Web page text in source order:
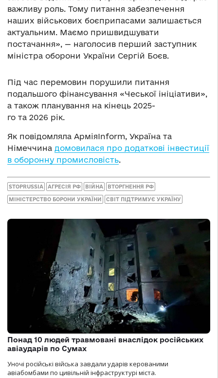
важливу роль. Тому питання забезпечення
наших військових боєприпасами залишається
актуальним. Маємо пришвидшувати
постачання», — наголосив перший заступник
міністра оборони України Сергій Боєв.
Під час перемовин порушили питання
подальшого фінансування «Чеської ініціативи»,
а також планування на кінець 2025-
го та 2026 рік.
Як повідомляла АрміяInform, Україна та
Німеччина домовилася про додаткові інвестиції
в оборонну промисловість.
STOPRUSSIA АГРЕСІЯ РФ ВІЙНА ВТОРГНЕННЯ РФ
МІНІСТЕРСТВО БОРОНИ УКРАЇНИ СВІТ ПІДТРИМУЄ УКРАЇНУ
Понад 10 людей травмовані внаслідок російських
авіаударів по Сумах
Уночі російські війська завдали ударів керованими
авіабомбами по цивільній інфраструктурі міста.